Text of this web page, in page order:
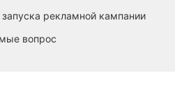
рекламной кампании
вопрос